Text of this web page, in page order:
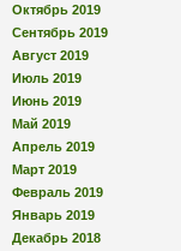
Октябрь 2019
Сентябрь 2019
Август 2019
Июль 2019
Июнь 2019
Май 2019
Апрель 2019
Март 2019
Февраль 2019
Январь 2019
Декабрь 2018